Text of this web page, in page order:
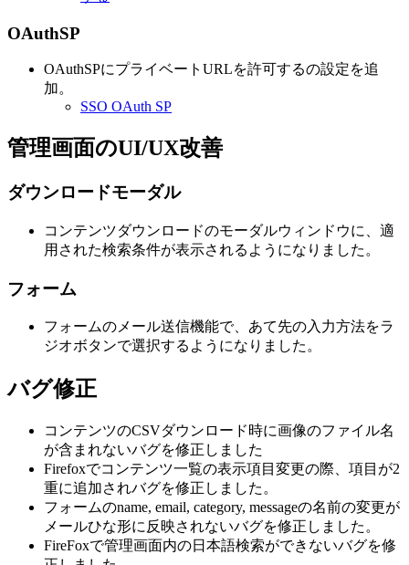
OAuthSP
OAuthSPにプライベートURLを許可するの設定を追
加。
SSO OAuth SP
管理画面のUI/UX改善
ダウンロードモーダル
コンテンツダウンロードのモーダルウィンドウに、適
用された検索条件が表示されるようになりました。
フォーム
フォームのメール送信機能で、あて先の入力方法をラ
ジオボタンで選択するようになりました。
バグ修正
コンテンツのCSVダウンロード時に画像のファイル名
が含まれないバグを修正しました
Firefoxでコンテンツ一覧の表示項目変更の際、項目が2
重に追加されバグを修正しました。
フォームのname, email, category, messageの名前の変更が
メールひな形に反映されないバグを修正しました。
FireFoxで管理画面内の日本語検索ができないバグを修